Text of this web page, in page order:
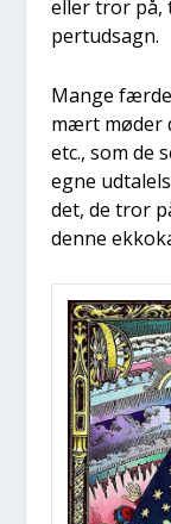
eller tror
pert­ud­sagn.
Man­ge
mært møder
etc., som de
egne
det, de tror
den­ne